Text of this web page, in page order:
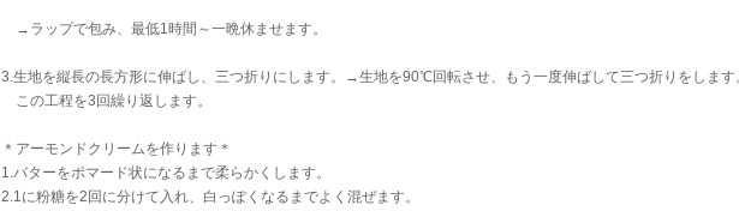
→ラップで包み、最低1時間～一晩休ませます。
3.生地を縦長の長方形に伸ばし、三つ折りにします。→生地を90℃回転させ、もう一度伸ばして三つ折りをします
この工程を3回繰り返します。
＊アーモンドクリームを作ります＊
1.バターをポマード状になるまで柔らかくします。
2.1に粉糖を2回に分けて入れ、白っぽくなるまでよく混ぜます。